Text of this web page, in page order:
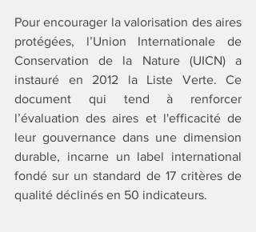
Pour encourager la valorisation des aires
protégées, l’Union Internationale de
Conservation de la Nature (UICN) a
instauré en 2012 la Liste Verte. Ce
document qui tend à renforcer
l’évaluation des aires et l'efficacité de
leur gouvernance dans une dimension
durable, incarne un label international
fondé sur un standard de 17 critères de
qualité déclinés en 50 indicateurs.